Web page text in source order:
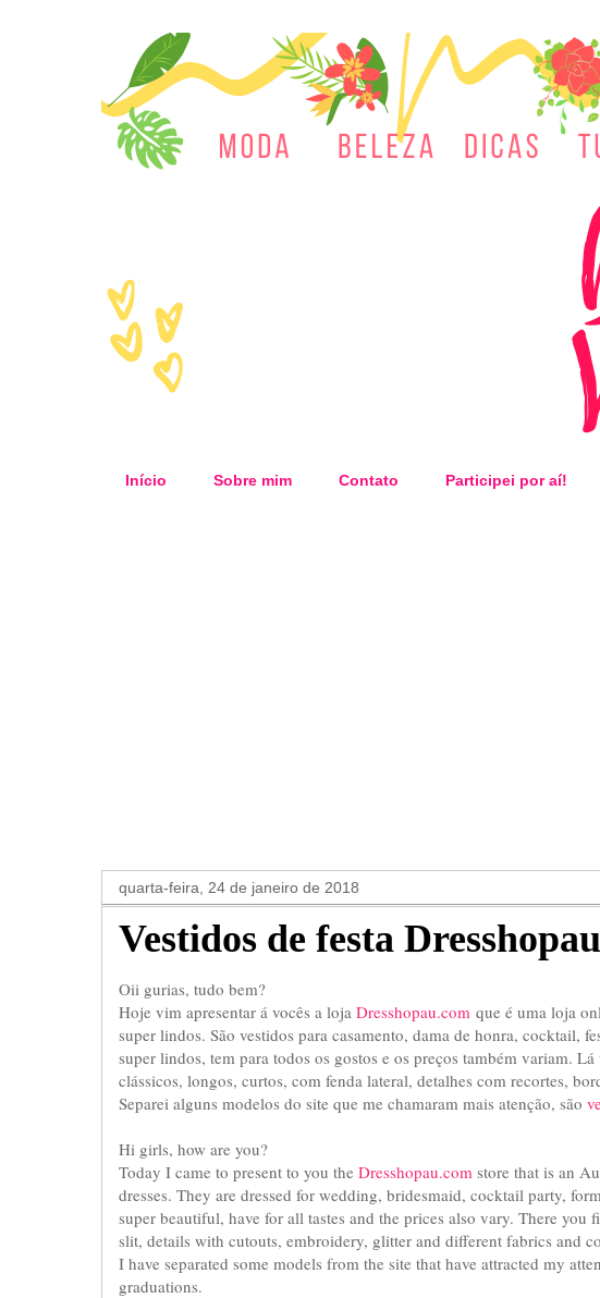
Início Sobre mim Contato Participei por aí!
quarta-feira, 24 de janeiro de 2018
Vestidos de festa
Oii gurias, tudo bem?
Hoje vim apresentar á vocês a loja Dresshopau.com que é uma loja
super lindos. São vestidos para casamento, dama de honra, cocktail,
super lindos, tem para todos os gostos e os preços também variam.
clássicos, longos, curtos, com fenda lateral, detalhes com recortes,
Separei alguns modelos do site que me chamaram mais atenção, são
Hi girls, how are you?
Today I came to present to you the Dresshopau.com store that is an
dresses. They are dressed for wedding, bridesmaid, cocktail party,
super beautiful, have for all tastes and the prices also vary. There you
slit, details with cutouts, embroidery, glitter and different fabrics and
I have separated some models from the site that have attracted my
graduations.